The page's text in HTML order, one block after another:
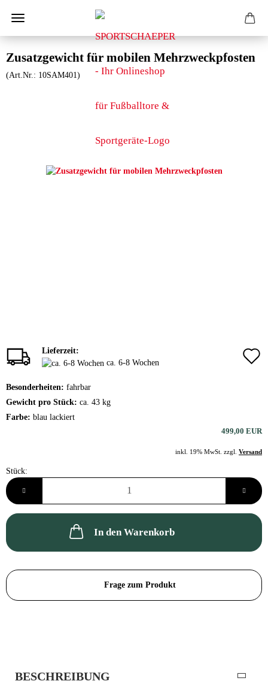
Zusatzgewicht für mobilen Mehrzweckpfosten
(Art.Nr.: 10SAM401)
Lieferzeit:
ca. 6-8 Wochen
Besonderheiten: fahrbar
Gewicht pro Stück: ca. 43 kg
Farbe: blau lackiert
499,00 EUR
inkl. 19% MwSt. zzgl. Versand
Stück:
Stück
In den Warenkorb
Frage zum Produkt
BESCHREIBUNG